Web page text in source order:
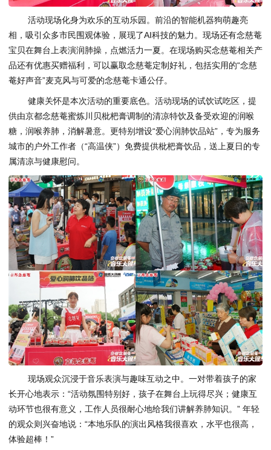
活动现场化身为欢乐的互动乐园。前沿的智能机器狗萌趣亮
相，吸引众多市民围观体验，展现了AI科技的魅力。现场还有念慈菴
宝贝在舞台上表演润肺操，点燃活力一夏。在现场购买念慈菴相关产
品还有优惠买赠福利，可以赢取念慈菴定制好礼，包括实用的“念慈
菴好声音”麦克风与可爱的念慈菴卡通公仔。
健康关怀是本次活动的重要底色。活动现场的试饮试吃区，提
供由京都念慈菴蜜炼川贝枇杷膏调制的清凉特饮及备受欢迎的润喉
糖，润喉养肺，消解暑意。更特别增设“爱心润肺饮品站”，专为服务
城市的户外工作者（“高温侠”）免费提供枇杷膏饮品，送上夏日的专
属清凉与健康慰问。
现场观众沉浸于音乐表演与趣味互动之中。一对带着孩子的家
长开心地表示：“活动氛围特别好，孩子在舞台上玩得尽兴；健康互
动环节也很有意义，工作人员很耐心地给我们讲解养肺知识。” 年轻
的观众则兴奋地说：“本地乐队的演出风格我很喜欢，水平也很高，
体验超棒！”